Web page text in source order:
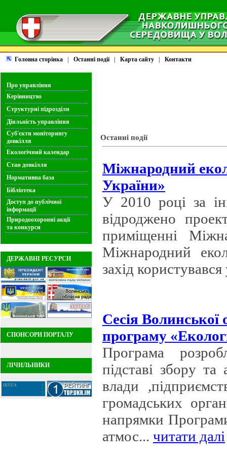
Головна сторінка Останні події| Карта сайту Контакти
Про управління
Керівництво
Структурні підрозділи
Діяльність управління
Суб'єкти моніторингу
довкілля
Екологічний календар
Стан довкілля
Нормативна база
Бібліотека
Доступ до публічної
інформації
Природоохоронні акції
та конкурси
ДЕРЖАВНІ РЕСУРСИ
СПОНСОРИ ПОРТАЛУ
ЛІЧИЛЬНИКИ
HIT.UA
1
7
7
Останні події
Міжнародний
України»
У 2010 році за
відроджено
приміщенні
Міжнародний
захід користувався
Сесія Волинської
програму
Програма
підставі збору та
влади
громадських
напрямки
атмос... читати далі